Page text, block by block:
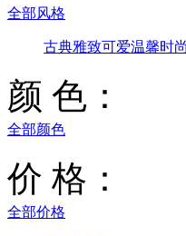
全部风格
古典雅致可爱温馨时
颜 色：
全部颜色
价 格：
全部价格